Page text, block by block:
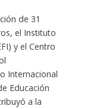
de 31
el Instituto
y el Centro
Internacional
Educación
a la